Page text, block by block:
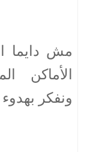
مش دايما
الأماكن
ونفكر بهدوء